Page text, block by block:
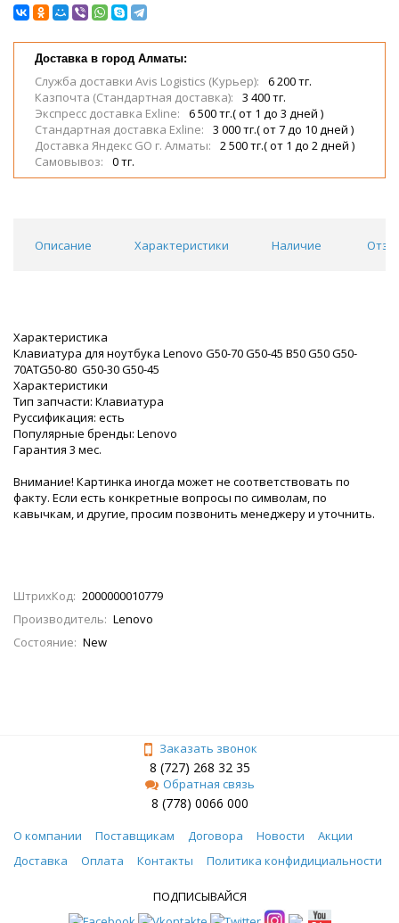
Доставка в город Алматы:
Служба доставки Avis Logistics (Курьер):
6 200 тг.
Казпочта (Стандартная доставка):
3 400 тг.
Экспресс доставка Exline:
6 500 тг.( от 1 до 3 дней )
Стандартная доставка Exline:
3 000 тг.( от 7 до 10 дней )
Доставка Яндекс GO г. Алматы:
2 500 тг.( от 1 до 2 дней )
Самовывоз:
0 тг.
Описание Характеристики Наличие
Характеристика
Клавиатура для ноутбука Lenovo G50-70 G50-45 B50 G50 G50-
70ATG50-80 G50-30 G50-45
Характеристики
Тип запчасти: Клавиатура
Руссификация: есть
Популярные бренды: Lenovo
Гарантия 3 мес.
Внимание! Картинка иногда может не соответствовать по
факту. Если есть конкретные вопросы по символам, по
кавычкам, и другие, просим позвонить менеджеру и уточнить.
ШтрихКод: 2000000010779
Производитель: Lenovo
Состояние: New
Заказать звонок
8 (727) 268 32 35
Обратная связь
8 (778) 0066 000
О компании Поставщикам Договора Новости
Акции
Доставка
Оплата Контакты Политика конфидициальности
ПОДПИСЫВАЙСЯ